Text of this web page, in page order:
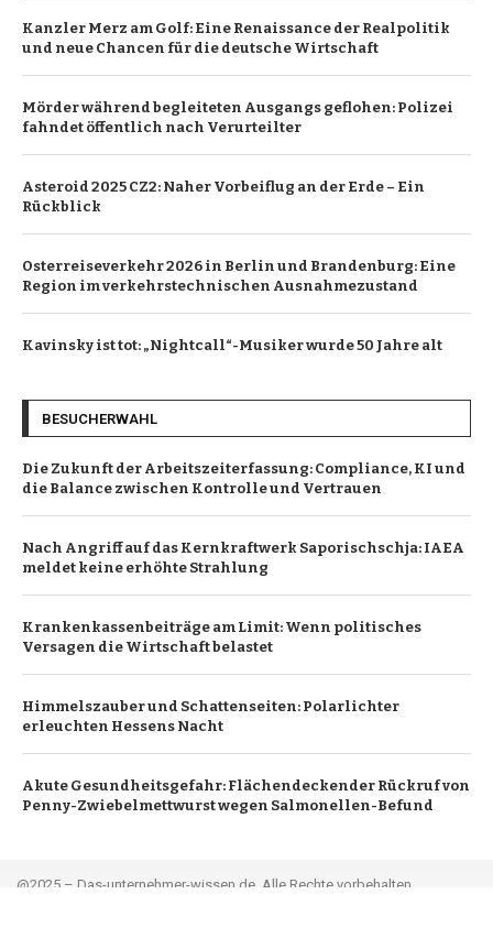
Kanzler Merz am Golf: Eine Renaissance der Realpolitik
und neue Chancen für die deutsche Wirtschaft
Mörder während begleiteten Ausgangs geflohen: Polizei
fahndet öffentlich nach Verurteilter
Asteroid 2025 CZ2: Naher Vorbeiflug an der Erde – Ein
Rückblick
Osterreiseverkehr 2026 in Berlin und Brandenburg: Eine
Region im verkehrstechnischen Ausnahmezustand
Kavinsky ist tot: „Nightcall“-Musiker wurde 50 Jahre alt
BESUCHERWAHL
Die Zukunft der Arbeitszeiterfassung: Compliance, KI und
die Balance zwischen Kontrolle und Vertrauen
Nach Angriff auf das Kernkraftwerk Saporischschja: IAEA
meldet keine erhöhte Strahlung
Krankenkassenbeiträge am Limit: Wenn politisches
Versagen die Wirtschaft belastet
Himmelszauber und Schattenseiten: Polarlichter
erleuchten Hessens Nacht
Akute Gesundheitsgefahr: Flächendeckender Rückruf von
Penny-Zwiebelmettwurst wegen Salmonellen-Befund
@2025 – Das-unternehmer-wissen.de. Alle Rechte vorbehalten.